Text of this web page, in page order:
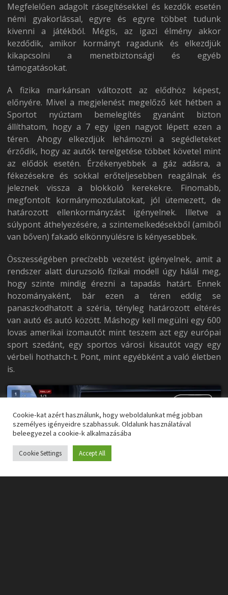
Megfelelően adagolt rásegítésekkel és kezdők esetén
némi gyakorlással, egyre és egyre többet tudunk
kivenni a játékból. Mégis, az igazi élmény akkor
kezdődik, amikor kormányt ragadunk és elkezdjük
kikapcsolni a menetbiztonsági és egyéb
támogatásokat.
A fizika markánsan változott az elődhöz képest,
előnyére. Mivel a megjelenést megelőző két hétben a
Sportot nyúztam bemelegítés gyanánt bizton
állíthatom, hogy a 7 egy igen nagyot lépett ezen a
téren. Ahogy elkezdjük lehámozni a segédleteket
érződik, hogy az autók terelgetése többet követel mint
az elődök esetén. Érzékenyebbek a gáz adásra, a
fékezésekre és sokkal erőteljesebben reagálnak és
jeleznek vissza a blokkoló kerekekre. Finomabb,
megfontolt kormánymozdulatokat, jól ütemezett, de
határozott ellenkormányzást igényelnek. Illetve a
súlypont áthelyezésére, a szintemelkedésekből (amiből
van bőven) fakadó elkönnyülésre is kényesebbek.
Összességében precízebb vezetést igényelnek, amit a
rendszer alatt duruzsoló fizikai modell úgy hálál meg,
hogy szinte mindig érezni a tapadás határt. Ennek
hozományaként, bár ezen a téren eddig se
panaszkodhatott a széria, tényleg határozott eltérés
van autó és autó között. Máshogy kell megülni egy 600
lovas amerikai izomautót mint teszem azt egy európai
sport szedánt, egy sportos városi kisautót vagy egy
vérbeli hothatch-t. Pont, mint egyébként a való életben
is.
Cookie-kat azért használunk, hogy weboldalunkat még jobban
személyes igényeidre szabhassuk. Oldalunk használatával
beleegyezel a cookie-k alkalmazásába
Cookie Settings Accept All